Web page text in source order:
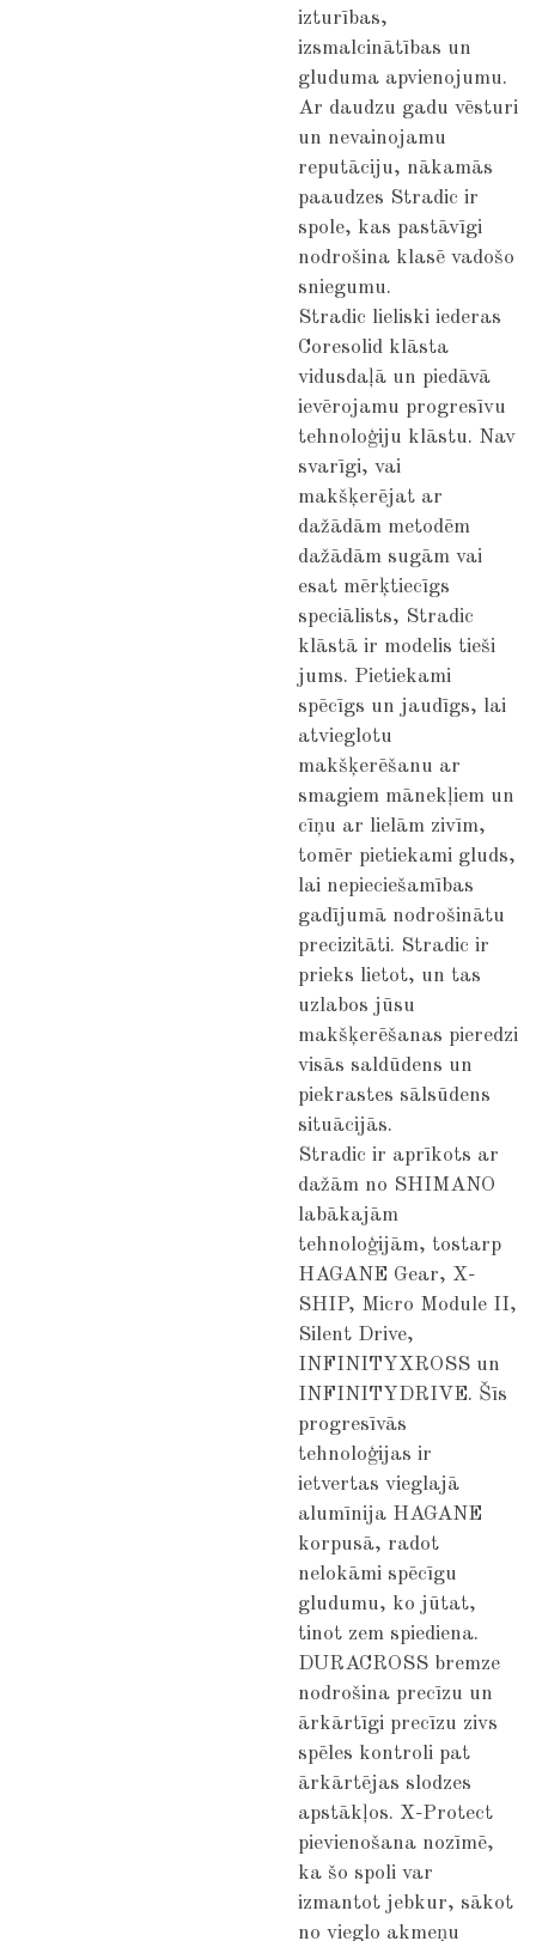
izturības,
izsmalcinātības un
gluduma apvienojumu.
Ar daudzu gadu vēsturi
un nevainojamu
reputāciju, nākamās
paaudzes Stradic ir
spole, kas pastāvīgi
nodrošina klasē vadošo
sniegumu.
Stradic lieliski iederas
Coresolid klāsta
vidusdaļā un piedāvā
ievērojamu progresīvu
tehnoloģiju klāstu. Nav
svarīgi, vai
makšķerējat ar
dažādām metodēm
dažādām sugām vai
esat mērķtiecīgs
speciālists, Stradic
klāstā ir modelis tieši
jums. Pietiekami
spēcīgs un jaudīgs, lai
atvieglotu
makšķerēšanu ar
smagiem mānekļiem un
cīņu ar lielām zivīm,
tomēr pietiekami gluds,
lai nepieciešamības
gadījumā nodrošinātu
precizitāti. Stradic ir
prieks lietot, un tas
uzlabos jūsu
makšķerēšanas pieredzi
visās saldūdens un
piekrastes sālsūdens
situācijās.
Stradic ir aprīkots ar
dažām no SHIMANO
labākajām
tehnoloģijām, tostarp
HAGANE Gear, X-
SHIP, Micro Module II,
Silent Drive,
INFINITYXROSS un
INFINITYDRIVE. Šīs
progresīvās
tehnoloģijas ir
ietvertas vieglajā
alumīnija HAGANE
korpusā, radot
nelokāmi spēcīgu
gludumu, ko jūtat,
tinot zem spiediena.
DURACROSS bremze
nodrošina precīzu un
ārkārtīgi precīzu zivs
spēles kontroli pat
ārkārtējas slodzes
apstākļos. X-Protect
pievienošana nozīmē,
ka šo spoli var
izmantot jebkur, sākot
no vieglo akmeņu